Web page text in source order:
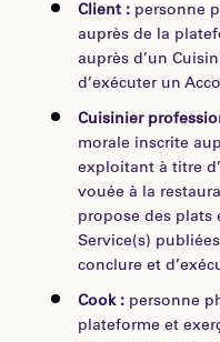
Client : personne
auprès de la
auprès d’un
d’exécuter un
Cuisinier
morale inscrite
exploitant à titre
vouée à la
propose des plats
Service(s)
conclure et
Cook : personne
plateforme et